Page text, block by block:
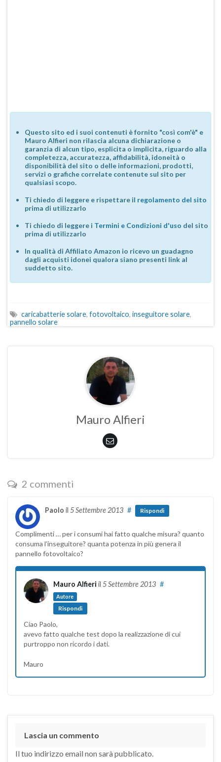
Questo sito ed i suoi contenuti è fornito "così com'è" e
Mauro Alfieri non rilascia alcuna dichiarazione o
garanzia di alcun tipo, esplicita o implicita, riguardo alla
completezza, accuratezza, affidabilità, idoneità o
disponibilità del sito o delle informazioni, prodotti,
servizi o grafiche correlate contenute sul sito per
qualsiasi scopo.
Ti chiedo di leggere e rispettare il regolamento del sito
prima di utilizzarlo
Ti chiedo di leggere i Termini e Condizioni d'uso del sito
prima di utilizzarlo
In qualità di Affiliato Amazon io ricevo un guadagno
dagli acquisti idonei qualora siano presenti link al
suddetto sito.
caricabatterie solare, fotovoltaico, inseguitore solare,
pannello solare
Mauro Alfieri
2 commenti
Paolo il 5 Settembre 2013 # Rispondi
Complimenti … per i consumi hai fatto qualche misura? quanto
consuma l’inseguitore? quanta potenza in più genera il
pannello fotovoltaico?
Mauro Alfieri il 5 Settembre 2013
Autore
#
Rispondi
Ciao Paolo,
avevo fatto qualche test dopo la realizzazione di cui
purtroppo non ricordo i dati.
Mauro
Lascia un commento
Il tuo indirizzo email non sarà pubblicato.